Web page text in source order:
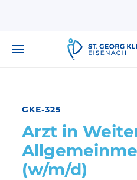
GKE-325
Arzt in
(w/m/d)